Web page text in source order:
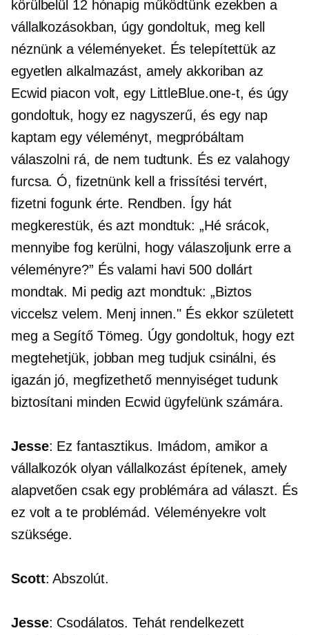
körülbelül 12 hónapig működtünk ezekben a
vállalkozásokban, úgy gondoltuk, meg kell
néznünk a véleményeket. És telepítettük az
egyetlen alkalmazást, amely akkoriban az
Ecwid piacon volt, egy LittleBlue.one-t, és úgy
gondoltuk, hogy ez nagyszerű, és egy nap
kaptam egy véleményt, megpróbáltam
válaszolni rá, de nem tudtunk. És ez valahogy
furcsa. Ó, fizetnünk kell a frissítési tervért,
fizetni fogunk érte. Rendben. Így hát
megkerestük, és azt mondtuk: „Hé srácok,
mennyibe fog kerülni, hogy válaszoljunk erre a
véleményre?” És valami havi 500 dollárt
mondtak. Mi pedig azt mondtuk: „Biztos
viccelsz velem. Menj innen." És ekkor született
meg a Segítő Tömeg. Úgy gondoltuk, hogy ezt
megtehetjük, jobban meg tudjuk csinálni, és
igazán jó, megfizethető mennyiséget tudunk
biztosítani minden Ecwid ügyfelünk számára.
Jesse: Ez fantasztikus. Imádom, amikor a
vállalkozók olyan vállalkozást építenek, amely
alapvetően csak egy problémára ad választ. És
ez volt a te problémád. Véleményekre volt
szüksége.
Scott: Abszolút.
Jesse: Csodálatos. Tehát rendelkezett